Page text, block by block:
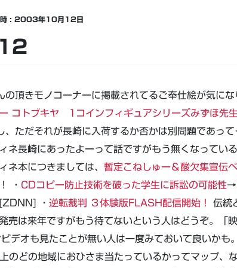
: 2003年10月12日
きモノコーナーに掲載されてるご奉仕絵が気にな
コトブキヤ 1コインフィギュアシリーズみずほ先生
、ただそれが長崎に入荷するか否かは別問題であっ
ネ長崎にあったよーって話ですがもう無くなってい
ネ本につきましては、 暫定こねしゅー＆酸欠集宣伝
・ CDコピー防止技術を破った学生に訴訟の可能性→
[ZDNN] ・ 逆転裁判 ３体験版FLASH配信開始！
伝統
売は来年ですがもう待てないという人はどうぞ。「
オも見たことが無い人は一度みておいて良いかも
のどの地域におひさま当たっているかってマップ、